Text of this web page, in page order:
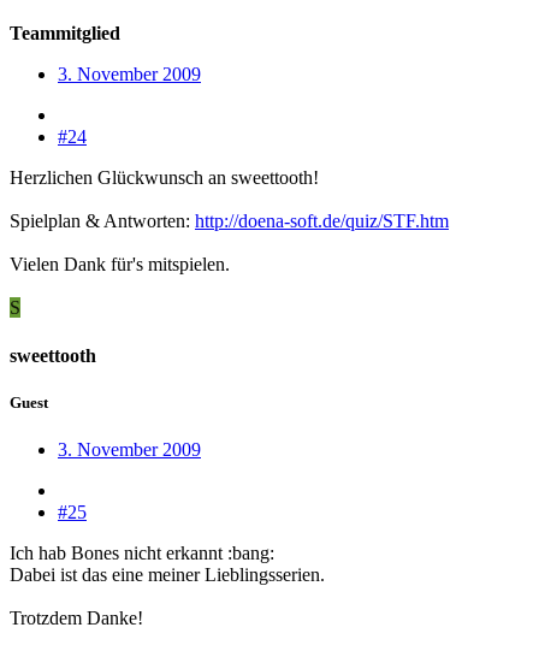
Teammitglied
3. November 2009
#24
Herzlichen Glückwunsch an sweettooth!
Spielplan & Antworten: http://doena-soft.de/quiz/STF.htm
Vielen Dank für's mitspielen.
S
sweettooth
Guest
3. November 2009
#25
Ich hab Bones nicht erkannt :bang:
Dabei ist das eine meiner Lieblingsserien.
Trotzdem Danke!